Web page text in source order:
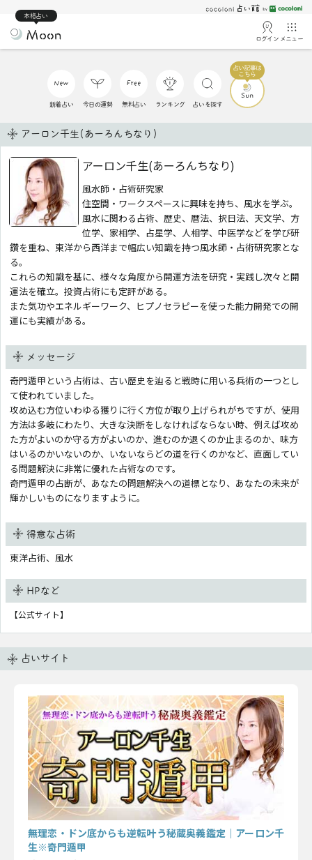
本格占い
ログイン メニュー
新着占い 今日の運勢 無料占い ランキング 占いを探す
アーロン千生(あーろんちなり)
アーロン千生(あーろんちなり)
風水師・占術研究家
住空間・ワークスペースに興味を持ち、風水を学ぶ。
風水に関わる占術、歴史、暦法、択日法、天文学、方
位学、家相学、占星学、人相学、中医学などを学び研
鑽を重ね、東洋から西洋まで幅広い知識を持つ風水師・占術研究家とな
る。
これらの知識を基に、様々な角度から開運方法を研究・実践し次々と開
運法を確立。投資占術にも定評がある。
また気功やエネルギーワーク、ヒプノセラピーを使った能力開発での開
運にも実績がある。
メッセージ
奇門遁甲という占術は、古い歴史を辿ると戦時に用いる兵術の一つとし
て使われていました。
攻め込む方位いわゆる獲りに行く方位が取り上げられがちですが、使用
方法は多岐にわたり、大きな決断をしなければならない時、例えば攻め
た方がよいのか守る方がよいのか、進むのか退くのか止まるのか、味方
はいるのかいないのか、いないならどの道を行くのかなど、直面してい
る問題解決に非常に優れた占術なのです。
奇門遁甲の占断が、あなたの問題解決への道標となり、あなたの未来が
輝かしいものになりますように。
得意な占術
東洋占術、風水
HPなど
【公式サイト】
占いサイト
無理恋・ドン底からも逆転叶う秘蔵奥義鑑定｜アーロン千
生※奇門遁甲